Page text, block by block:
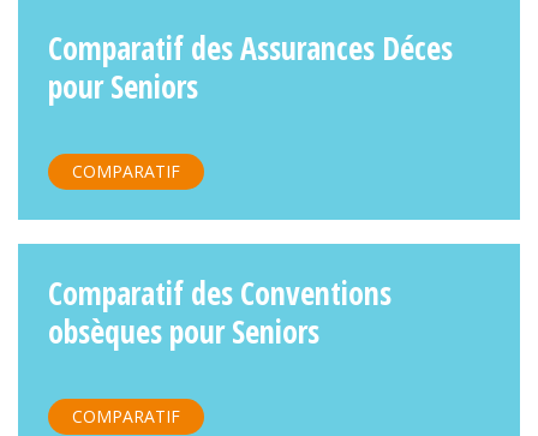
Comparatif des Assurances Déces
pour Seniors
COMPARATIF
Comparatif des Conventions
obsèques pour Seniors
COMPARATIF